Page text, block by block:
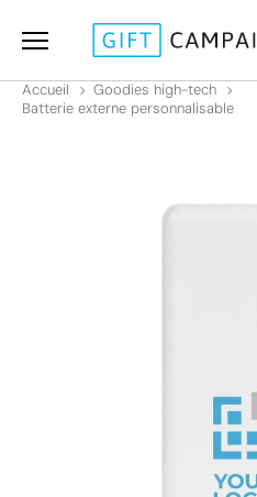
Accueil
Goodies high-tech
Batterie externe personnalisable